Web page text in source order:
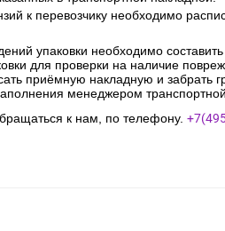
к перевозчику необходимо
упаковки необходимо
для проверки на наличие
приёмную накладную и забрать
менеджером
к нам, по телефону.